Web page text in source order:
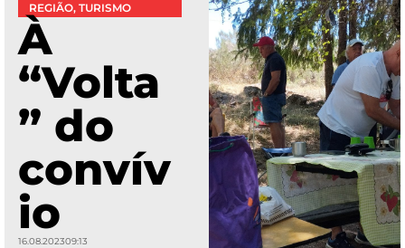
REGIÃO, TURISMO
À
“Volta
” do
convív
io
16.08.202309:13